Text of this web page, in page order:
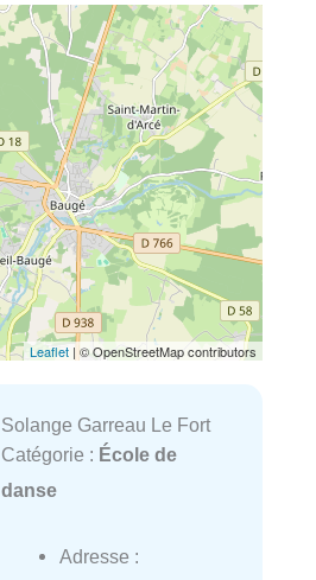
Leaflet | © OpenStreetMap contributors
Solange Garreau Le Fort
Catégorie : École de
danse
Adresse :